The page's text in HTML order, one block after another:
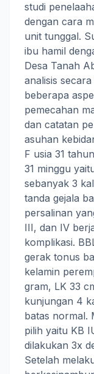
studi
dengan cara
unit tunggal.
ibu hamil
Desa Tanah
analisis
beberapa
pemecahan
dan catatan
asuhan
F usia 31
31 minggu
sebanyak 3
tanda gejala
persalinan
III, dan IV
komplikasi.
gerak tonus
kelamin
gram, LK 33
kunjungan 4
batas normal.
pilih yaitu KB
dilakukan 3x
Setelah